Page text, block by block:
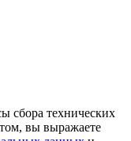
сбора технических
вы выражаете